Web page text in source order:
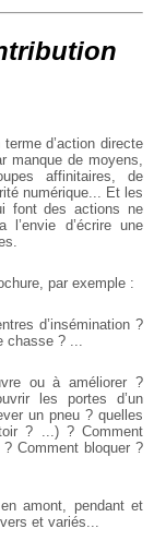
d’action directe
manque de moyens,
affinitaires, de
numérique... Et les
font des actions ne
d’écrire une
par exemple :
d’insémination ?
? ...
ou à améliorer ?
les portes d’un
un pneu ? quelles
? ...) ? Comment
? Comment bloquer ?
amont, pendant et
et variés...